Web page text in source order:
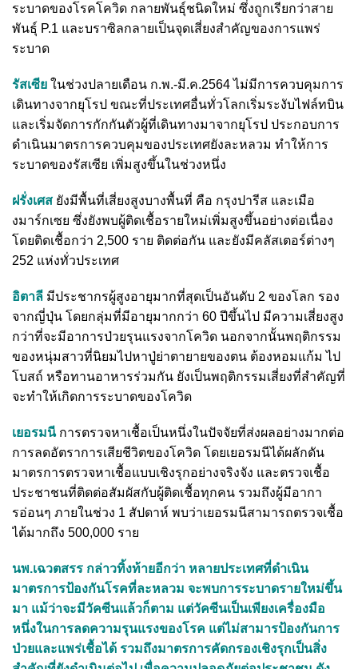
ระบาดของโรคโควิด กลายพันธุ์ชนิดใหม่ ซึ่งถูกเรียกว่าสาย
พันธุ์ P.1 และบราซิลกลายเป็นจุดเสี่ยงสำคัญของการแพร่
ระบาด
รัสเซีย ในช่วงปลายเดือน ก.พ.-มี.ค.2564 ไม่มีการควบคุมการ
เดินทางจากยุโรป ขณะที่ประเทศอื่นทั่วโลกเริ่มระงับไฟล์ทบิน
และเริ่มจัดการกักกันตัวผู้ที่เดินทางมาจากยุโรป ประกอบการ
ดำเนินมาตรการควบคุมของประเทศยังละหลวม ทำให้การ
ระบาดของรัสเซีย เพิ่มสูงขึ้นในช่วงหนึ่ง
ฝรั่งเศส ยังมีพื้นที่เสี่ยงสูงบางพื้นที่ คือ กรุงปารีส และเมือ
งมาร์กเซย ซึ่งยังพบผู้ติดเชื้อรายใหม่เพิ่มสูงขึ้นอย่างต่อเนื่อง
โดยติดเชื้อกว่า 2,500 ราย ติดต่อกัน และยังมีคลัสเตอร์ต่างๆ
252 แห่งทั่วประเทศ
อิตาลี มีประชากรผู้สูงอายุมากที่สุดเป็นอันดับ 2 ของโลก รอง
จากญี่ปุ่น โดยกลุ่มที่มีอายุมากกว่า 60 ปีขึ้นไป มีความเสี่ยงสูง
กว่าที่จะมีอาการป่วยรุนแรงจากโควิด นอกจากนั้นพฤติกรรม
ของหนุ่มสาวที่นิยมไปหาปู่ย่าตายายของตน ต้องหอมแก้ม ไป
โบสถ์ หรือทานอาหารร่วมกัน ยังเป็นพฤติกรรมเสี่ยงที่สำคัญที่
จะทำให้เกิดการระบาดของโควิด
เยอรมนีการตรวจหาเชื้อเป็นหนึ่งในปัจจัยที่ส่งผลอย่างมากต่อ
การลดอัตราการเสียชีวิตของโควิด โดยเยอรมนีได้ผลักดัน
มาตรการตรวจหาเชื้อแบบเชิงรุกอย่างจริงจัง และตรวจเชื้อ
ประชาชนที่ติดต่อสัมผัสกับผู้ติดเชื้อทุกคน รวมถึงผู้มีอากา
รอ่อนๆ ภายในช่วง 1 สัปดาห์ พบว่าเยอรมนีสามารถตรวจเชื้อ
ได้มากถึง 500,000 ราย
นพ.เฉวตสรร กล่าวทิ้งท้ายอีกว่า หลายประเทศที่ดำเนิน
มาตรการป้องกันโรคที่ละหลวม จะพบการระบาดรายใหม่ขึ้น
มา แม้ว่าจะมีวัคซีนแล้วก็ตาม แต่วัคซีนเป็นเพียงเครื่องมือ
หนึ่งในการลดความรุนแรงของโรค แต่ไม่สามารป้องกันการ
ป่วยและแพร่เชื้อได้ รวมถึงมาตรการคัดกรองเชิงรุกเป็นสิ่ง